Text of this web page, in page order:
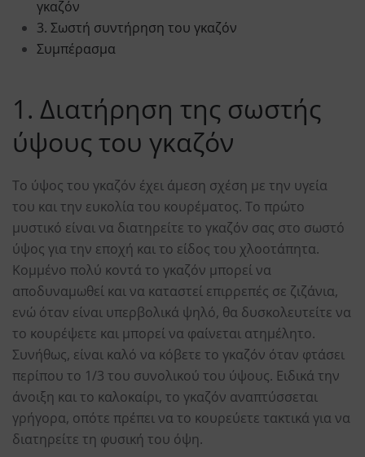
γκαζόν
3. Σωστή συντήρηση του γκαζόν
Συμπέρασμα
1. Διατήρηση της σωστής
ύψους του γκαζόν
Το ύψος του γκαζόν έχει άμεση σχέση με την υγεία
του και την ευκολία του κουρέματος. Το πρώτο
μυστικό είναι να διατηρείτε το γκαζόν σας στο σωστό
ύψος για την εποχή και το είδος του χλοοτάπητα.
Κομμένο πολύ κοντά το γκαζόν μπορεί να
αποδυναμωθεί και να καταστεί επιρρεπές σε ζιζάνια,
ενώ όταν είναι υπερβολικά ψηλό, θα δυσκολευτείτε να
το κουρέψετε και μπορεί να φαίνεται ατημέλητο.
Συνήθως, είναι καλό να κόβετε το γκαζόν όταν φτάσει
περίπου το 1/3 του συνολικού του ύψους. Ειδικά την
άνοιξη και το καλοκαίρι, το γκαζόν αναπτύσσεται
γρήγορα, οπότε πρέπει να το κουρεύετε τακτικά για να
διατηρείτε τη φυσική του όψη.